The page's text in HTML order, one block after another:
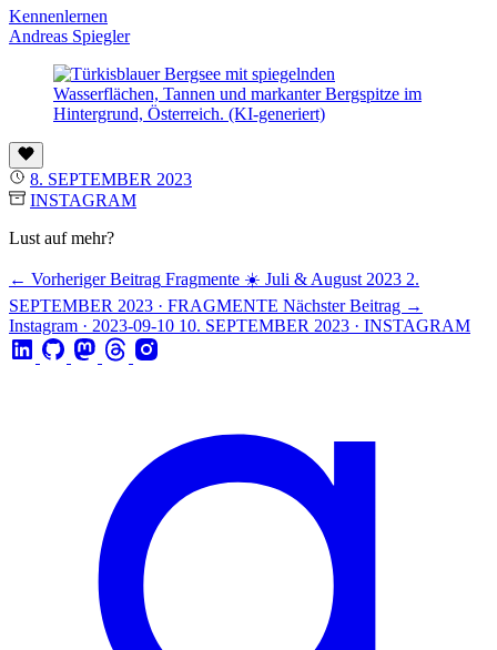
Kennenlernen
Andreas Spiegler
8. SEPTEMBER 2023
INSTAGRAM
Lust auf mehr?
← Vorheriger Beitrag Fragmente ☀️ Juli & August 2023 2.
SEPTEMBER 2023 · FRAGMENTE Nächster Beitrag →
Instagram · 2023-09-10 10. SEPTEMBER 2023 · INSTAGRAM